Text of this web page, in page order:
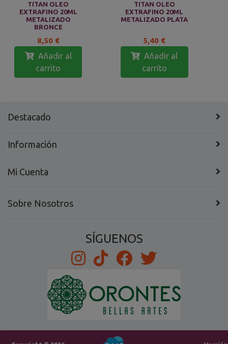
TITAN OLEO
EXTRAFINO 20ML
METALIZADO
BRONCE
8,50 €
Añadir al
carrito
TITAN OLEO
EXTRAFINO 20ML
METALIZADO PLATA
5,40 €
Añadir al
carrito
Destacado
Información
Mi Cuenta
Sobre Nosotros
SÍGUENOS